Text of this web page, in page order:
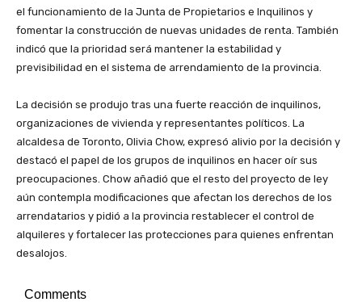
el funcionamiento de la Junta de Propietarios e Inquilinos y
fomentar la construcción de nuevas unidades de renta. También
indicó que la prioridad será mantener la estabilidad y
previsibilidad en el sistema de arrendamiento de la provincia.
La decisión se produjo tras una fuerte reacción de inquilinos,
organizaciones de vivienda y representantes políticos. La
alcaldesa de Toronto, Olivia Chow, expresó alivio por la decisión y
destacó el papel de los grupos de inquilinos en hacer oír sus
preocupaciones. Chow añadió que el resto del proyecto de ley
aún contempla modificaciones que afectan los derechos de los
arrendatarios y pidió a la provincia restablecer el control de
alquileres y fortalecer las protecciones para quienes enfrentan
desalojos.
Comments